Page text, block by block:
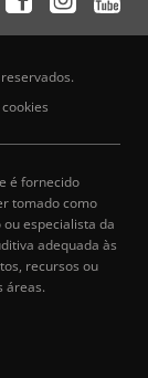
é fornecido
tomado como
especialista da
adequada às
recursos ou
áreas.